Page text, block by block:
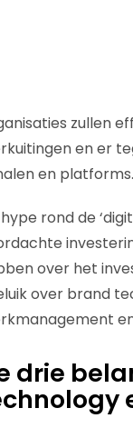
zullen
en er
en
rond de
over het
over brand
drie